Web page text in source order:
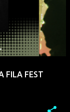
FILA FEST